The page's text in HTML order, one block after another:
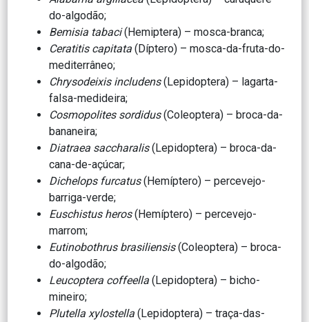
do-algodão;
Bemisia tabaci(Hemiptera) – mosca-branca;
Ceratitis capitata(Díptero) – mosca-da-fruta-do-
mediterrâneo;
Chrysodeixis includens(Lepidoptera) – lagarta-
falsa-medideira;
Cosmopolites sordidus(Coleoptera) – broca-da-
bananeira;
Diatraea saccharalis(Lepidoptera) – broca-da-
cana-de-açúcar;
Dichelops furcatus(Hemíptero) – percevejo-
barriga-verde;
Euschistus heros(Hemíptero) – percevejo-
marrom;
Eutinobothrus brasiliensis(Coleoptera) – broca-
do-algodão;
Leucoptera coffeella(Lepidoptera) – bicho-
mineiro;
Plutella xylostella(Lepidoptera) – traça-das-